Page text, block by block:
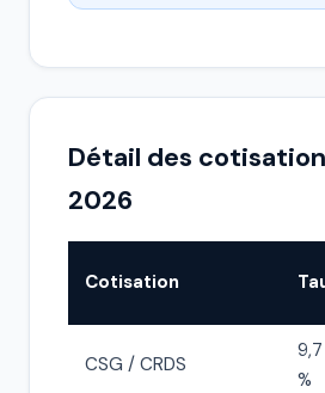
Détail des
2026
Cotisation
CSG / CRDS
9,7
%